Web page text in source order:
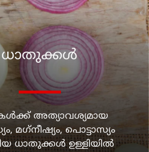
അത്യാവശ്യമായ
മഗ്‌നീഷ്യം, പൊട്ടാസ്യം
ധാതുക്കള്‍ ഉള്ളിയില്‍
ധാതുക്കള്‍